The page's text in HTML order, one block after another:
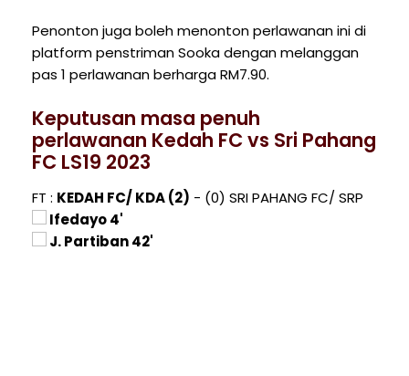
Penonton juga boleh menonton perlawanan ini di
platform penstriman Sooka dengan melanggan
pas 1 perlawanan berharga RM7.90.
Keputusan masa penuh
perlawanan Kedah FC vs Sri Pahang
FC LS19 2023
FT : KEDAH FC/ KDA (2) - (0) SRI PAHANG FC/ SRP
Ifedayo 4'
J. Partiban 42'